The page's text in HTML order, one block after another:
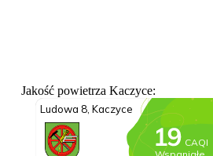
Jakość powietrza Kaczyce: